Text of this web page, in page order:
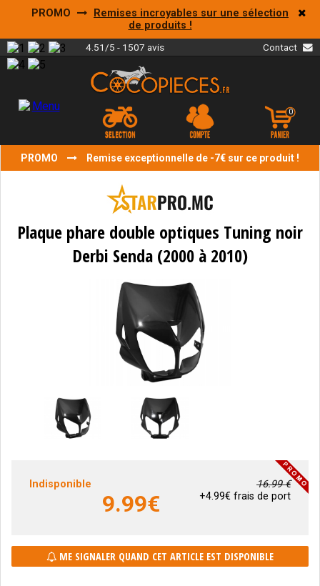
PROMO
Remises incroyables sur une sélection
de produits !
4.51/5 - 1507 avis Contact
0
PROMO Remise exceptionnelle de -7€ sur ce produit !
Plaque phare double optiques Tuning noir
Derbi Senda (2000 à 2010)
Indisponible 16.99 €
9.99€ +4.99€ frais de port
ME SIGNALER QUAND CET ARTICLE EST DISPONIBLE